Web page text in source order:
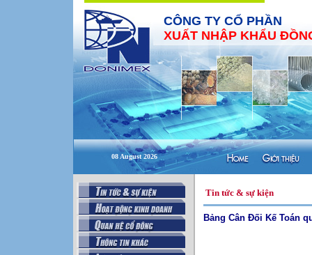
CÔNG TY CỔ PHẦN
XUẤT NHẬP KHẨU
08 August 2026
Tin tức & sự kiện
Bảng Cân Đối Kế Toán